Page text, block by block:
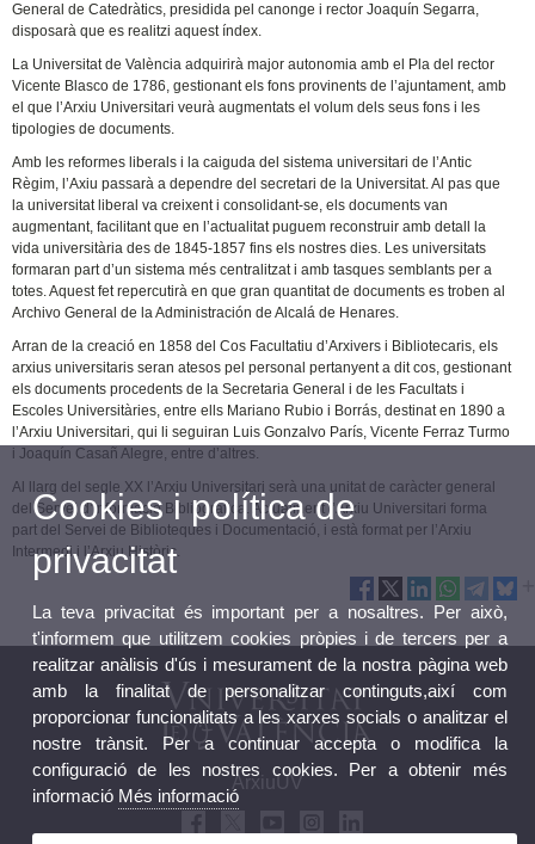
General de Catedràtics, presidida pel canonge i rector Joaquín Segarra,
disposarà que es realitzi aquest índex.
La Universitat de València adquirirà major autonomia amb el Pla del rector
Vicente Blasco de 1786, gestionant els fons provinents de l’ajuntament, amb
el que l’Arxiu Universitari veurà augmentats el volum dels seus fons i les
tipologies de documents.
Amb les reformes liberals i la caiguda del sistema universitari de l’Antic
Règim, l’Axiu passarà a dependre del secretari de la Universitat. Al pas que
la universitat liberal va creixent i consolidant-se, els documents van
augmentant, facilitant que en l’actualitat puguem reconstruir amb detall la
vida universitària des de 1845-1857 fins els nostres dies. Les universitats
formaran part d’un sistema més centralitzat i amb tasques semblants per a
totes. Aquest fet repercutirà en que gran quantitat de documents es troben al
Archivo General de la Administración de Alcalá de Henares.
Arran de la creació en 1858 del Cos Facultatiu d’Arxivers i Bibliotecaris, els
arxius universitaris seran atesos pel personal pertanyent a dit cos, gestionant
els documents procedents de la Secretaria General i de les Facultats i
Escoles Universitàries, entre ells Mariano Rubio i Borrás, destinat en 1890 a
l’Arxiu Universitari, qui li seguiran Luis Gonzalvo París, Vicente Ferraz Turmo
i Joaquín Casañ Alegre, entre d’altres.
Al llarg del segle XX l’Arxiu Universitari serà una unitat de caràcter general
del Servei d’Informació Bibliogràfica. Actualment l’Arxiu Universitari forma
part del Servei de Biblioteques i Documentació, i està format per l’Arxiu
Intermedi i l’Arxiu Històric.
ArxiuUV
Cookies i política de
privacitat
La teva privacitat és important per a nosaltres. Per això,
t'informem que utilitzem cookies pròpies i de tercers per a
realitzar anàlisis d'ús i mesurament de la nostra pàgina web
amb la finalitat de personalitzar continguts,així com
proporcionar funcionalitats a les xarxes socials o analitzar el
nostre trànsit. Per a continuar accepta o modifica la
configuració de les nostres cookies. Per a obtenir més
informació Més informació